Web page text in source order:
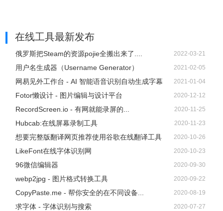
后联系ProcessOn客服进行交流反馈！
ProcessOn联系方式
https://www.processon.com/
在线工具最新发布
俄罗斯把Steam的资源pojie全搬出来了.... 2022-03-21
用户名生成器（Username Generator） 2021-02-05
网易见外工作台 - AI 智能语音识别自动生成字幕 2021-01-04
Fotor懒设计 - 图片编辑与设计平台 2020-12-12
RecordScreen.io - 有网就能录屏的... 2020-11-25
Hubcab:在线屏幕录制工具 2020-11-23
想要完整版翻译网页推荐使用谷歌在线翻译工具 2020-10-26
LikeFont在线字体识别网 2020-10-23
96微信编辑器 2020-09-30
webp2jpg - 图片格式转换工具 2020-09-22
CopyPaste.me - 帮你安全的在不同设备... 2020-08-19
求字体 - 字体识别与搜索 2020-07-27